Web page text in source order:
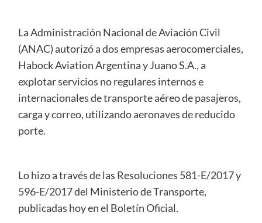
La Administración Nacional de Aviación Civil
(ANAC) autorizó a dos empresas aerocomerciales,
Habock Aviation Argentina y Juano S.A., a
explotar servicios no regulares internos e
internacionales de transporte aéreo de pasajeros,
carga y correo, utilizando aeronaves de reducido
porte.
Lo hizo a través de las Resoluciones 581-E/2017 y
596-E/2017 del Ministerio de Transporte,
publicadas hoy en el Boletín Oficial.